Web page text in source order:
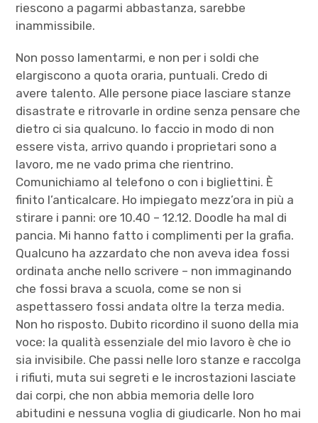
riescono a pagarmi abbastanza, sarebbe
inammissibile.
Non posso lamentarmi, e non per i soldi che
elargiscono a quota oraria, puntuali. Credo di
avere talento. Alle persone piace lasciare stanze
disastrate e ritrovarle in ordine senza pensare che
dietro ci sia qualcuno. Io faccio in modo di non
essere vista, arrivo quando i proprietari sono a
lavoro, me ne vado prima che rientrino.
Comunichiamo al telefono o con i bigliettini. È
finito l’anticalcare. Ho impiegato mezz’ora in più a
stirare i panni: ore 10.40 – 12.12. Doodle ha mal di
pancia. Mi hanno fatto i complimenti per la grafia.
Qualcuno ha azzardato che non aveva idea fossi
ordinata anche nello scrivere – non immaginando
che fossi brava a scuola, come se non si
aspettassero fossi andata oltre la terza media.
Non ho risposto. Dubito ricordino il suono della mia
voce: la qualità essenziale del mio lavoro è che io
sia invisibile. Che passi nelle loro stanze e raccolga
i rifiuti, muta sui segreti e le incrostazioni lasciate
dai corpi, che non abbia memoria delle loro
abitudini e nessuna voglia di giudicarle. Non ho mai